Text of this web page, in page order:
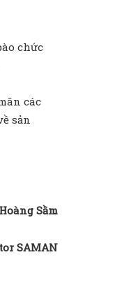
chức
các
sản
Sầm
SAMAN